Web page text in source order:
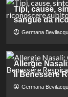
Tipi, cause,
sangue da
Germana
Allergie
il Benessere
Germana